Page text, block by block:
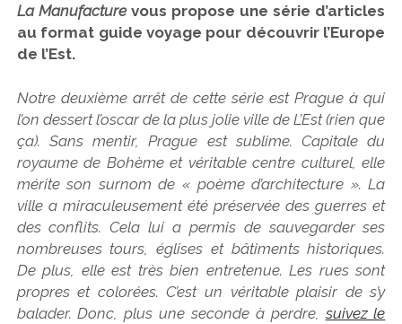
La Manufacturevous propose une série d’articles
au format guide voyage pour découvrir l’Europe
de l’Est.
Notre deuxième arrêt de cette série est Prague à qui
l’on dessert l’oscar de la plus jolie ville de L’Est (rien que
ça). Sans mentir, Prague est sublime. Capitale du
royaume de Bohème et véritable centre culturel, elle
mérite son surnom de « poème d’architecture ». La
ville a miraculeusement été préservée des guerres et
des conflits. Cela lui a permis de sauvegarder ses
nombreuses tours, églises et bâtiments historiques.
De plus, elle est très bien entretenue. Les rues sont
propres et colorées. C’est un véritable plaisir de s’y
balader. Donc, plus une seconde à perdre,suivez le